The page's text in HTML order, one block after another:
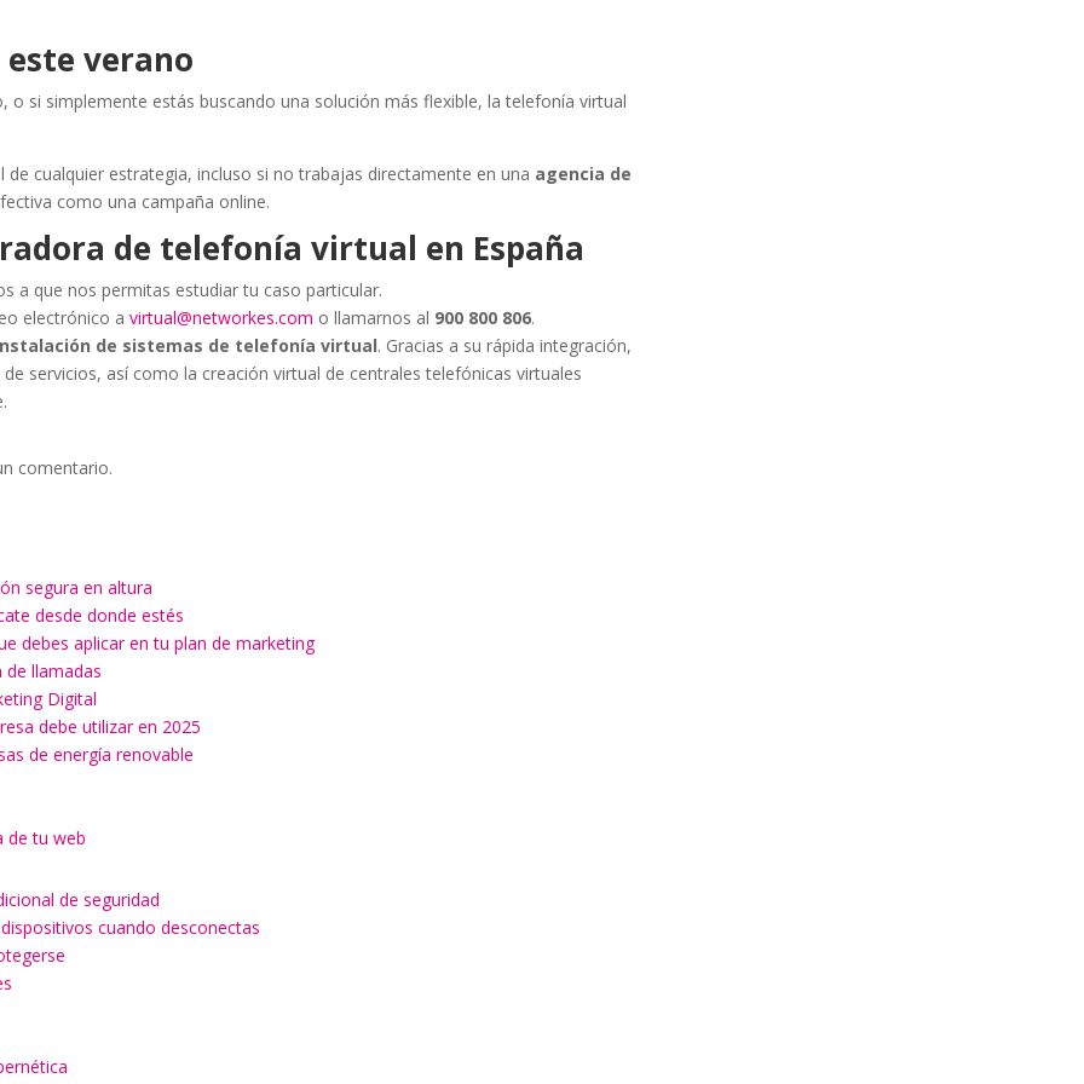
verano
o si simplemente estás buscando una solución más flexible, la telefonía virtual
cualquier estrategia, incluso si no trabajas directamente en una agencia de
como una campaña online.
de telefonía virtual en España
a que nos permitas estudiar tu caso particular.
electrónico avirtual@networkes.com o llamarnos al 900 800 806.
de sistemas de telefonía virtual. Gracias a su rápida integración,
servicios, así como la creación virtual de centrales telefónicas virtuales
comentario.
segura en altura
desde donde estés
debes aplicar en tu plan de marketing
de llamadas
Digital
debe utilizar en 2025
de energía renovable
de tu web
de seguridad
cuando desconectas